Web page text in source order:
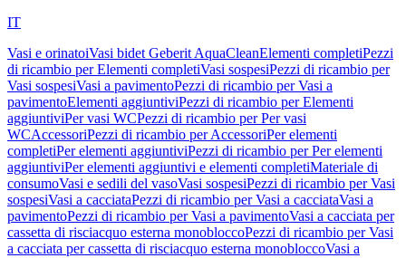
IT
Vasi e orinatoiVasi bidet Geberit AquaCleanElementi completiPezzi
di ricambio per Elementi completiVasi sospesiPezzi di ricambio per
Vasi sospesiVasi a pavimentoPezzi di ricambio per Vasi a
pavimentoElementi aggiuntiviPezzi di ricambio per Elementi
aggiuntiviPer vasi WCPezzi di ricambio per Per vasi
WCAccessoriPezzi di ricambio per AccessoriPer elementi
completiPer elementi aggiuntiviPezzi di ricambio per Per elementi
aggiuntiviPer elementi aggiuntivi e elementi completiMateriale di
consumoVasi e sedili del vasoVasi sospesiPezzi di ricambio per Vasi
sospesiVasi a cacciataPezzi di ricambio per Vasi a cacciataVasi a
pavimentoPezzi di ricambio per Vasi a pavimentoVasi a cacciata per
cassetta di risciacquo esterna monobloccoPezzi di ricambio per Vasi
a cacciata per cassetta di risciacquo esterna monobloccoVasi a